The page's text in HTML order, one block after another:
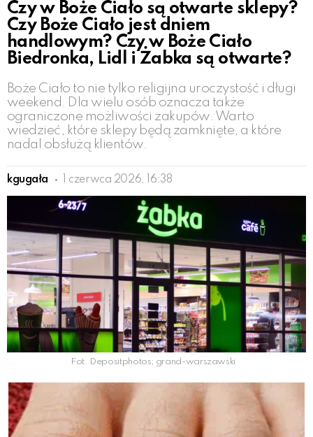
Czy w Boże Ciało są otwarte sklepy?
Czy Boże Ciało jest dniem
handlowym? Czy w Boże Ciało
Biedronka, Lidl i Żabka są otwarte?
Boże Ciało to nie tylko religijna uroczystość i długi
weekend. Dla wielu osób oznacza także
ograniczone możliwości zakupów. Warto
wiedzieć, które sklepy będą zamknięte, a które
nadal obsłużą klientów.
kgugała 1 czerwca 2026, 16:38
Fot. Depositphotos; grand-warszawski